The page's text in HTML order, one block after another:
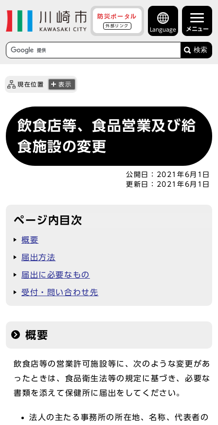
防災ポータル
外部リンク
Language メニュー
検索
現在位置 表示
飲食店等、食品営業及び給
食施設の変更
公開日：
2021年6月1日
更新日：
2021年6月1日
ページ内目次
概要
届出方法
届出に必要なもの
受付・問い合わせ先
概要
飲食店等の営業許可施設等に、次のような変更があ
ったときは、食品衛生法等の規定に基づき、必要な
書類を添えて保健所に届出をしてください。
法人の主たる事務所の所在地、名称、代表者の